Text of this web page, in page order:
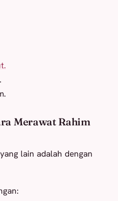
Merawat Rahim
lain adalah dengan